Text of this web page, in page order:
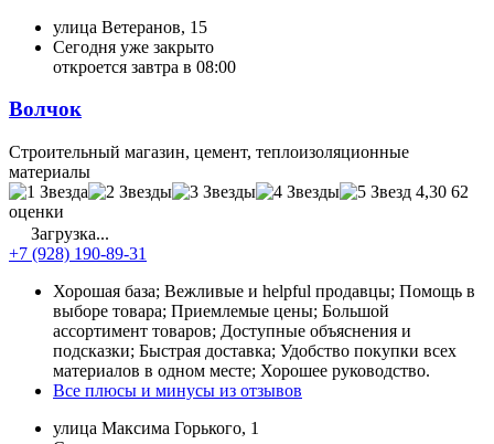
улица Ветеранов, 15
Сегодня уже закрыто
откроется завтра в 08:00
Волчок
Строительный магазин, цемент, теплоизоляционные
материалы
4,30 62
оценки
Загрузка...
+7 (928) 190-89-31
Хорошая база; Вежливые и helpful продавцы; Помощь в
выборе товара; Приемлемые цены; Большой
ассортимент товаров; Доступные объяснения и
подсказки; Быстрая доставка; Удобство покупки всех
материалов в одном месте; Хорошее руководство.
Все плюсы и минусы из отзывов
улица Максима Горького, 1